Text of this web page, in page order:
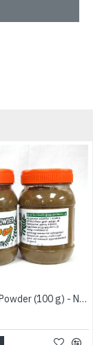
Curry Leaf Powder (100 g) - No Kalappadam- கறி வேப்பிலை தூள்